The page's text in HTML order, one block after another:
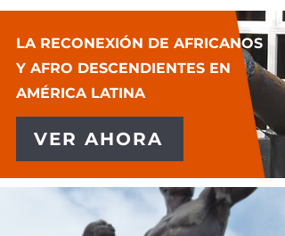
LA RECONEXIÓN DE AFRICANOS
Y AFRO DESCENDIENTES EN
AMÉRICA LATINA
VER AHORA